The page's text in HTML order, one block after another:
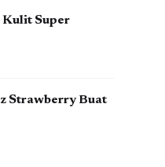
Super
Strawberry Buat